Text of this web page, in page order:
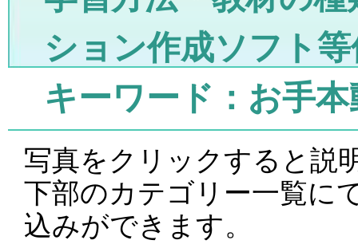
ション作成ソフト
キーワード：お手
写真をクリックすると説
下部のカテゴリー一覧に
込みができます。